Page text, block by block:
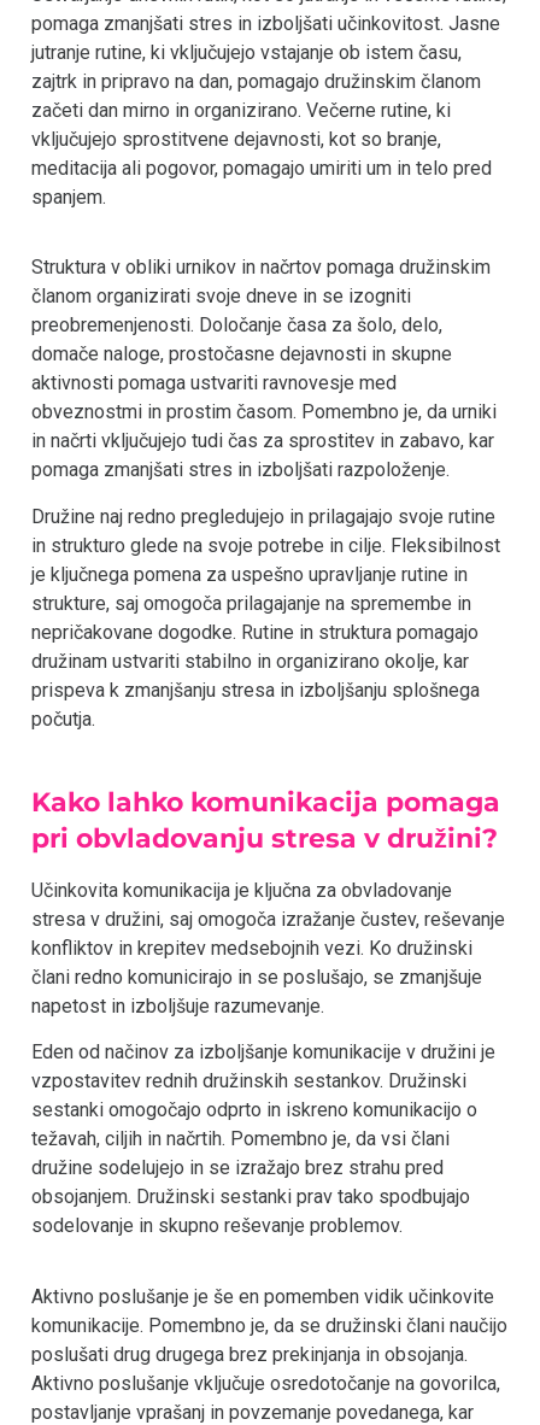
pomaga zmanjšati stres in izboljšati učinkovitost. Jasne
jutranje rutine, ki vključujejo vstajanje ob istem času,
zajtrk in pripravo na dan, pomagajo družinskim članom
začeti dan mirno in organizirano. Večerne rutine, ki
vključujejo sprostitvene dejavnosti, kot so branje,
meditacija ali pogovor, pomagajo umiriti um in telo pred
spanjem.
Struktura v obliki urnikov in načrtov pomaga družinskim
članom organizirati svoje dneve in se izogniti
preobremenjenosti. Določanje časa za šolo, delo,
domače naloge, prostočasne dejavnosti in skupne
aktivnosti pomaga ustvariti ravnovesje med
obveznostmi in prostim časom. Pomembno je, da urniki
in načrti vključujejo tudi čas za sprostitev in zabavo, kar
pomaga zmanjšati stres in izboljšati razpoloženje.
Družine naj redno pregledujejo in prilagajajo svoje rutine
in strukturo glede na svoje potrebe in cilje. Fleksibilnost
je ključnega pomena za uspešno upravljanje rutine in
strukture, saj omogoča prilagajanje na spremembe in
nepričakovane dogodke. Rutine in struktura pomagajo
družinam ustvariti stabilno in organizirano okolje, kar
prispeva k zmanjšanju stresa in izboljšanju splošnega
počutja.
Kako lahko komunikacija pomaga
pri obvladovanju stresa v družini?
Učinkovita komunikacija je ključna za obvladovanje
stresa v družini, saj omogoča izražanje čustev, reševanje
konfliktov in krepitev medsebojnih vezi. Ko družinski
člani redno komunicirajo in se poslušajo, se zmanjšuje
napetost in izboljšuje razumevanje.
Eden od načinov za izboljšanje komunikacije v družini je
vzpostavitev rednih družinskih sestankov. Družinski
sestanki omogočajo odprto in iskreno komunikacijo o
težavah, ciljih in načrtih. Pomembno je, da vsi člani
družine sodelujejo in se izražajo brez strahu pred
obsojanjem. Družinski sestanki prav tako spodbujajo
sodelovanje in skupno reševanje problemov.
Aktivno poslušanje je še en pomemben vidik učinkovite
komunikacije. Pomembno je, da se družinski člani naučijo
poslušati drug drugega brez prekinjanja in obsojanja.
Aktivno poslušanje vključuje osredotočanje na govorilca,
postavljanje vprašanj in povzemanje povedanega, kar